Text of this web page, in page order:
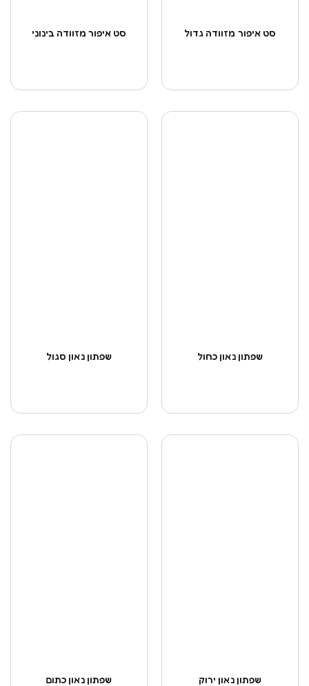
סט איפור מזוודה בינוני סט איפור מזוודה גדול
שפתון נאון סגול שפתון נאון כחול
שפתון נאון כתום שפתון נאון ירוק